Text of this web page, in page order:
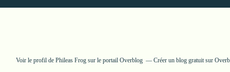
Voir le profil de Phileas Frogsur le portail Overblog Créer un blog gratuit sur